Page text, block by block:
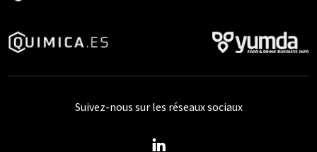
Suivez-nous sur les réseaux sociaux